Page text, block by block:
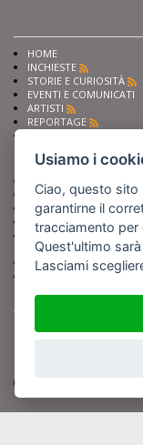
HOME
INCHIESTE
STORIE E CURIOSITÀ
EVENTI E COMUNICATI
ARTISTI
REPORTAGE
Scrivi alla redazione
Fai pubblicità con noi
Sostieni Barinedita
Iscriviti al nostro corso
giornalismo
Compra i nostri libri
Entra in Barinedita Map
BARIREPORT s.a.s.
logo di Barinedita sono
detiene i Diritti d'Autore
(tranne che non vi sia uno
Usiamo i
Ciao, questo sito
garantirne il
tracciamento per
Quest'ultimo
Lasciami